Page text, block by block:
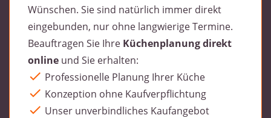
Wünschen. Sie sind natürlich immer direkt
eingebunden, nur ohne langwierige Termine.
Beauftragen Sie Ihre Küchenplanung direkt
online und Sie erhalten:
Professionelle Planung Ihrer Küche
Konzeption ohne Kaufverpflichtung
Unser unverbindliches Kaufangebot